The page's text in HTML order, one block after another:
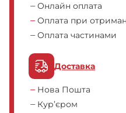
Онлайн оплата
Оплата при
Оплата частинами
Доставка
Нова Пошта
Кур’єром